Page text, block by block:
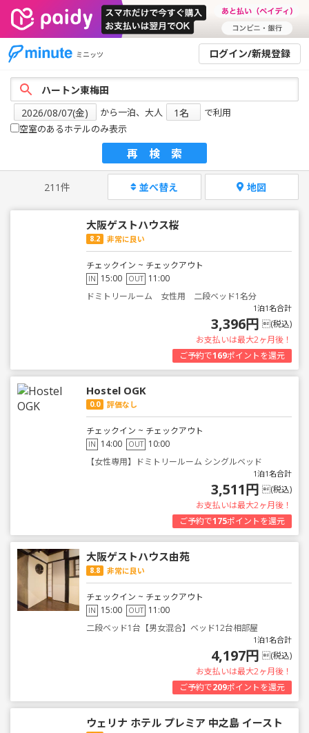
ミニッツ ログイン/新規登録
から一泊、大人
で利用
空室のあるホテルのみ表示
再検索
211件 並べ替え 地図
大阪ゲストハウス桜
8.2 非常に良い
チェックイン ~ チェックアウト
IN 15:00 OUT 11:00
ドミトリールーム 女性用 二段ベッド1名分
1泊1名合計
3,396円 (税込)
お支払いは最大2ヶ月後！
ご予約で169ポイントを還元
Hostel OGK
0.0 評価なし
チェックイン ~ チェックアウト
IN 14:00 OUT 10:00
【女性専用】ドミトリールーム シングルベッド
1泊1名合計
3,511円 (税込)
お支払いは最大2ヶ月後！
ご予約で175ポイントを還元
大阪ゲストハウス由苑
8.8 非常に良い
チェックイン ~ チェックアウト
IN 15:00 OUT 11:00
二段ベッド1台【男女混合】ベッド12台相部屋
1泊1名合計
4,197円 (税込)
お支払いは最大2ヶ月後！
ご予約で209ポイントを還元
ウェリナ ホテル プレミア 中之島 イースト